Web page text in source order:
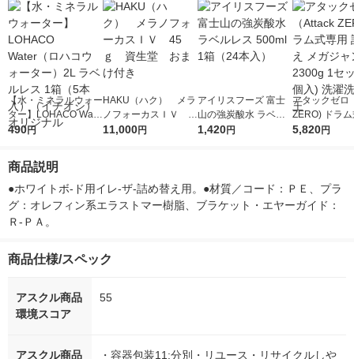
【水・ミネラルウォー
ター】LOHACO Wate
r（ロハコウォータ
シ） オリジナル
490円
HAKU（ハク） メラ
ノフォーカスＩＶ 4
5ｇ 資生堂 おまけ
11,000円
アイリスフーズ 富士
山の強炭酸水 ラベル
レス 500ml 1箱（24
1,420円
アタックゼロ
ZERO) ドラ
詰め替え メガ
5,820円
商品説明
●ホワイトボ-ド用イレ-ザ-詰め替え用。●材質／コード：ＰＥ、プラ
グ：オレフィン系エラストマー樹脂、ブラケット・エヤーガイド：
Ｒ-ＰＡ。
商品仕様/スペック
アスクル商品
環境スコア
55
アスクル商品 ・容器包装11:分別・リユース・リサイクルしや